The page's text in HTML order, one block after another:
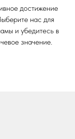
достижение
нас для
и убедитесь в
значение.